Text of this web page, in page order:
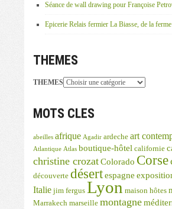
Séance de wall drawing pour Françoise
Epicerie Relais fermier La Biasse, de la
THEMES
THEMES
MOTS CLES
abeilles afrique Agadir ardeche art
Atlantique Atlas boutique-hôtel californie
christine crozatColorado Corse
découverte désertespagne
Italie jim fergus Lyon maison hôtes
Marrakech marseille montagne